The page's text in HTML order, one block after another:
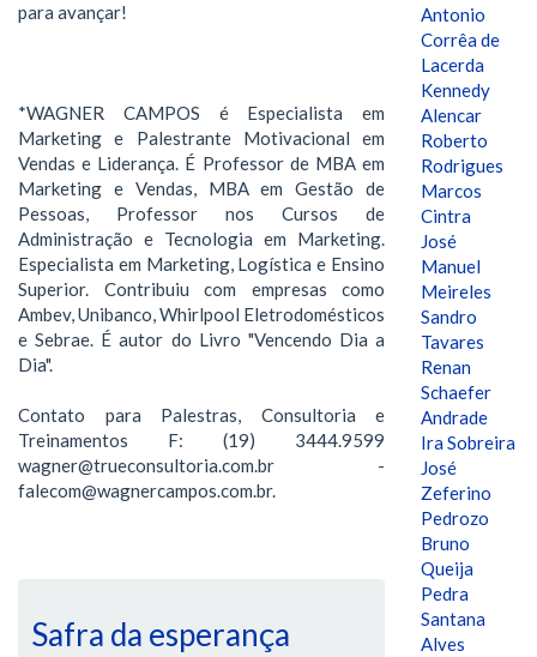
para avançar!
*WAGNER CAMPOS é Especialista em
Marketing e Palestrante Motivacional em
Vendas e Liderança. É Professor de MBA em
Marketing e Vendas, MBA em Gestão de
Pessoas, Professor nos Cursos de
Administração e Tecnologia em Marketing.
Especialista em Marketing, Logística e Ensino
Superior. Contribuiu com empresas como
Ambev, Unibanco, Whirlpool Eletrodomésticos
e Sebrae. É autor do Livro "Vencendo Dia a
Dia".
Contato para Palestras, Consultoria e
Treinamentos F: (19) 3444.9599
wagner@trueconsultoria.com.br -
falecom@wagnercampos.com.br.
Safra da esperança
Antonio
Corrêa de
Lacerda
Kennedy
Alencar
Roberto
Rodrigues
Marcos
Cintra
José
Manuel
Meireles
Sandro
Tavares
Renan
Schaefer
Andrade
Ira Sobreira
José
Zeferino
Pedrozo
Bruno
Queija
Pedra
Santana
Alves